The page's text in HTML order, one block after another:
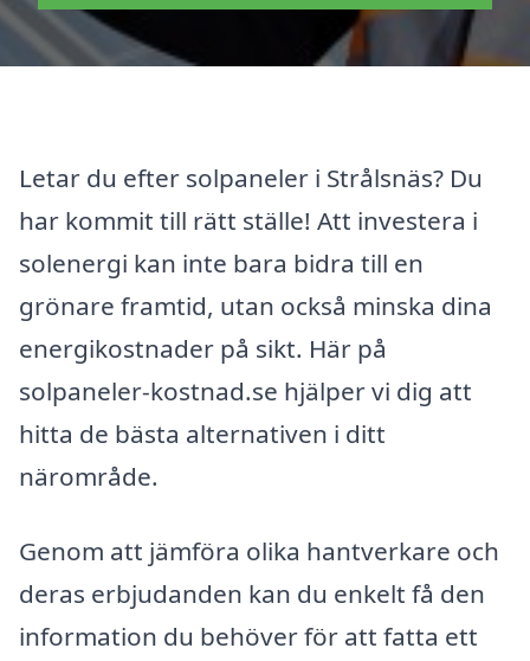
Letar du efter solpaneler i Strålsnäs? Du
har kommit till rätt ställe! Att investera i
solenergi kan inte bara bidra till en
grönare framtid, utan också minska dina
energikostnader på sikt. Här på
solpaneler-kostnad.se hjälper vi dig att
hitta de bästa alternativen i ditt
närområde.
Genom att jämföra olika hantverkare och
deras erbjudanden kan du enkelt få den
information du behöver för att fatta ett